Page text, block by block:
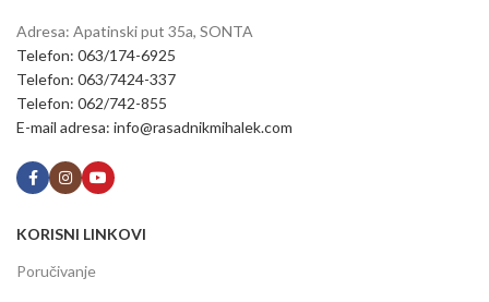
Adresa: Apatinski put 35a, SONTA
Telefon: 063/174-6925
Telefon: 063/7424-337
Telefon: 062/742-855
E-mail adresa: info@rasadnikmihalek.com
KORISNI LINKOVI
Poručivanje